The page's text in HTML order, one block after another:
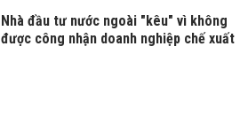
Nhà đầu tư nước ngoài "kêu" vì không
được công nhận doanh nghiệp chế xuất